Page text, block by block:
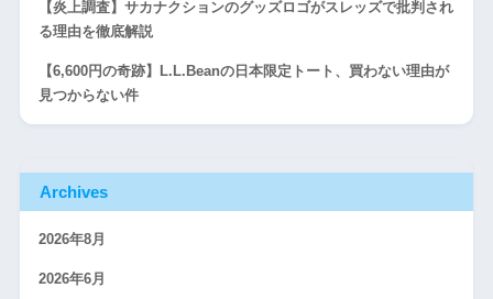
【炎上調査】サカナクションのグッズロゴがスレッズで批判され
る理由を徹底解説
【6,600円の奇跡】L.L.Beanの日本限定トート、買わない理由が
見つからない件
Archives
2026年8月
2026年6月